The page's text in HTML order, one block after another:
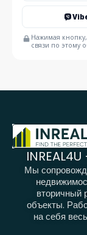
Нажимая
связи по этому
Мы
вторичный
объекты.
на себя